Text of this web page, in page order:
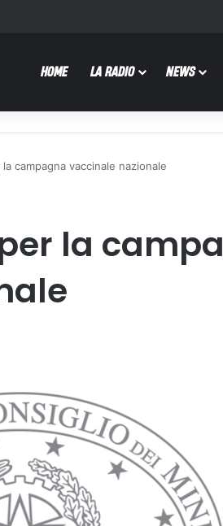
HOME LA RADIO NEWS
campagna vaccinale nazionale
la